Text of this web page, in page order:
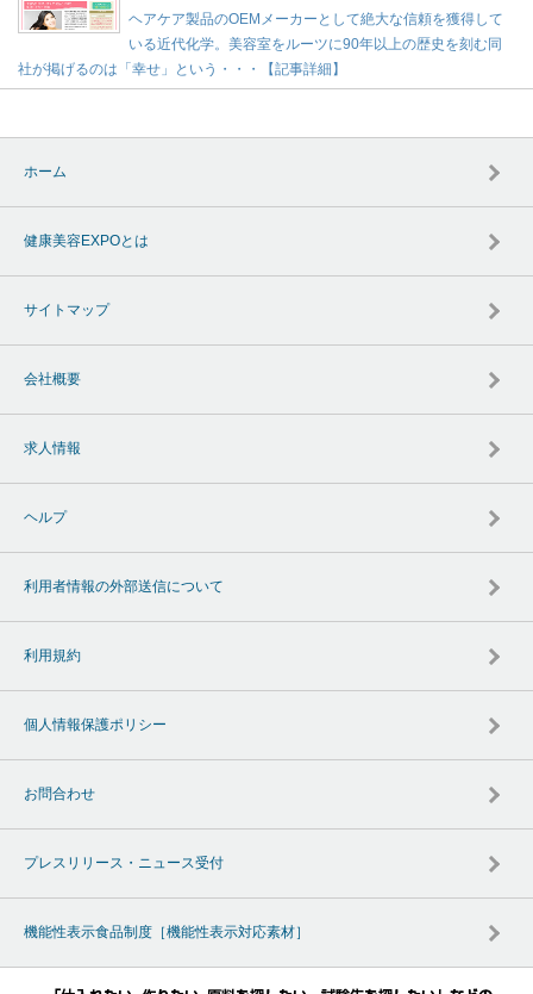
ヘアケア製品のOEMメーカーとして絶大な信頼を獲得して
いる近代化学。美容室をルーツに90年以上の歴史を刻む同
社が掲げるのは「幸せ」という・・・【記事詳細】
ホーム
健康美容EXPOとは
サイトマップ
会社概要
求人情報
ヘルプ
利用者情報の外部送信について
利用規約
個人情報保護ポリシー
お問合わせ
プレスリリース・ニュース受付
機能性表示食品制度［機能性表示対応素材］